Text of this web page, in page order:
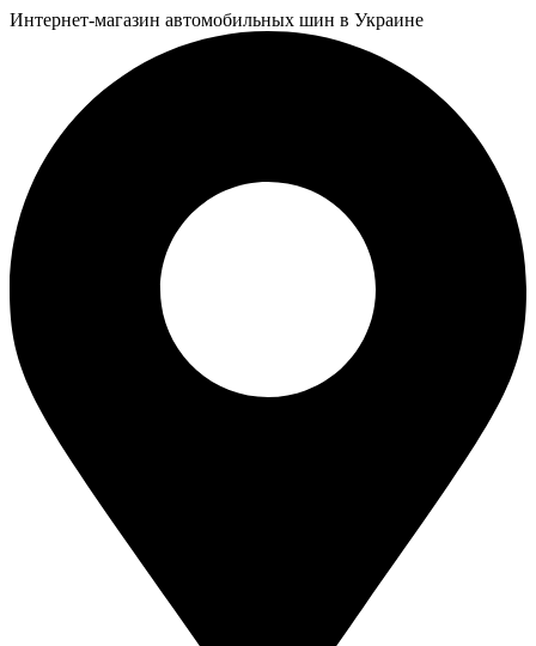
Интернет-магазин автомобильных шин в Украине